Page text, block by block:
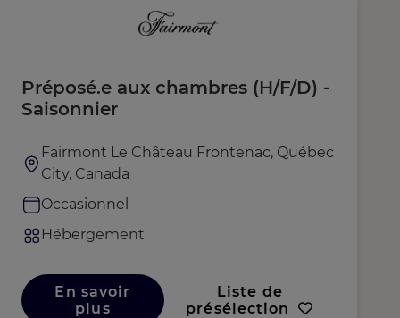
Préposé.e aux chambres (H/F/D) -
Saisonnier
Fairmont Le Château Frontenac, Québec
City, Canada
Occasionnel
Hébergement
En savoir
plus
Liste de
présélection